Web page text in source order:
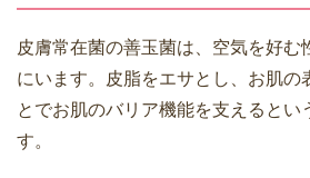
皮膚常在菌の善玉菌は、空気を好む
にいます。皮脂をエサとし、お肌の
とでお肌のバリア機能を支えるとい
す。